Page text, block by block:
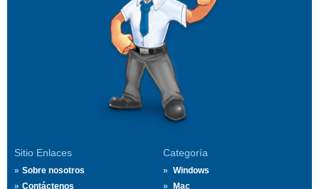
Sitio Enlaces
Sobre nosotros
Contáctenos
Categoría
Windows
Mac